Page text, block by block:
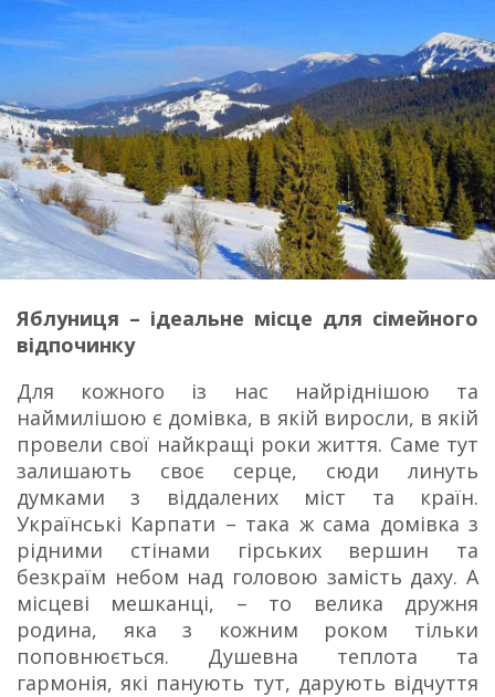
Яблуниця – ідеальне місце для сімейного
відпочинку
Для кожного із нас найріднішою та
наймилішою є домівка, в якій виросли, в якій
провели свої найкращі роки життя. Саме тут
залишають своє серце, сюди линуть
думками з віддалених міст та країн.
Українські Карпати – така ж сама домівка з
рідними стінами гірських вершин та
безкраїм небом над головою замість даху. А
місцеві мешканці, – то велика дружня
родина, яка з кожним роком тільки
поповнюється. Душевна теплота та
гармонія, які панують тут, дарують відчуття